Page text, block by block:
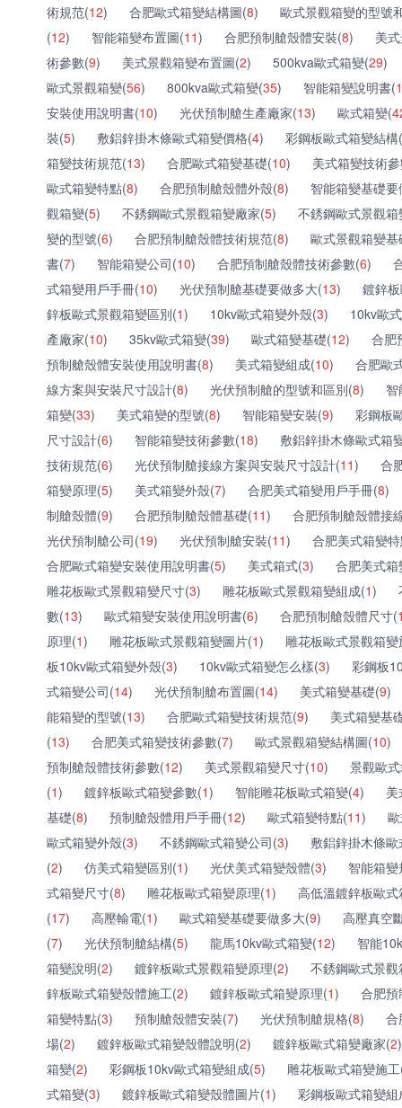
術規范(12) 合肥歐式箱變結構圖(8)
歐式景觀箱變的型號
(12) 智能箱變布置圖(11) 合肥預制艙殼體安裝(8)
美
術參數(9) 美式景觀箱變布置圖(2) 500kva歐式箱變(29)
歐式景觀箱變(56) 800kva歐式箱變(35) 智能箱變說明書(
安裝使用說明書(10) 光伏預制艙生產廠家(13) 歐式箱變(
裝(5) 敷鋁鋅掛木條歐式箱變價格(4)
彩鋼板歐式箱變結構(
箱變技術規范(13) 合肥歐式箱變基礎(10)
美式箱變技術
歐式箱變特點(8) 合肥預制艙殼體外殼(8)
智能箱變基礎
觀箱變(5) 不銹鋼歐式景觀箱變廠家(5)
不銹鋼歐式景觀
變的型號(6) 合肥預制艙殼體技術規范(8)
歐式景觀箱變基
書(7) 智能箱變公司(10) 合肥預制艙殼體技術參數(6)
式箱變用戶手冊(10) 光伏預制艙基礎要做多大(13)
鍍鋅
鋅板歐式景觀箱變區別(1) 10kv歐式箱變外殼(3)
10kv歐
產廠家(10) 35kv歐式箱變(39) 歐式箱變基礎(12)
合肥
預制艙殼體安裝使用說明書(8) 美式箱變組成(10)
合肥歐
線方案與安裝尺寸設計(8) 光伏預制艙的型號和區別(8)
箱變(33) 美式箱變的型號(8) 智能箱變安裝(9)
彩鋼板
尺寸設計(6) 智能箱變技術參數(18)
敷鋁鋅掛木條歐式箱
技術規范(6) 光伏預制艙接線方案與安裝尺寸設計(11)
合
箱變原理(5) 美式箱變外殼(7) 合肥美式箱變用戶手冊(8)
制艙殼體(9) 合肥預制艙殼體基礎(11)
合肥預制艙殼體接
光伏預制艙公司(19) 光伏預制艙安裝(11)
合肥美式箱變
合肥歐式箱變安裝使用說明書(5) 美式箱式(3)
合肥美式
雕花板歐式景觀箱變尺寸(3) 雕花板歐式景觀箱變組成(1)
數(13) 歐式箱變安裝使用說明書(6) 合肥預制艙殼體尺寸(
原理(1) 雕花板歐式景觀箱變圖片(1)
雕花板歐式景觀箱
板10kv歐式箱變外殼(3) 10kv歐式箱變怎么樣(3)
彩鋼板
式箱變公司(14) 光伏預制艙布置圖(14) 美式箱變基礎(9)
能箱變的型號(13) 合肥歐式箱變技術規范(9)
美式箱變基
(13) 合肥美式箱變技術參數(7) 歐式景觀箱變結構圖(10)
預制艙殼體技術參數(12) 美式景觀箱變尺寸(10)
景觀歐
(1) 鍍鋅板歐式箱變參數(1) 智能雕花板歐式箱變(4)
基礎(8) 預制艙殼體用戶手冊(12) 歐式箱變特點(11)
歐式箱變外殼(3) 不銹鋼歐式箱變公司(3)
敷鋁鋅掛木條
(2) 仿美式箱變區別(1) 光伏美式箱變殼體(3)
智能箱
式箱變尺寸(8) 雕花板歐式箱變原理(1)
高低溫鍍鋅板歐
(17) 高壓輸電(1) 歐式箱變基礎要做多大(9)
高壓真空
(7) 光伏預制艙結構(5) 龍馬10kv歐式箱變(12)
智能
箱變說明(2) 鍍鋅板歐式景觀箱變原理(2)
不銹鋼歐式景
鋅板歐式箱變殼體施工(2) 鍍鋅板歐式箱變原理(1)
合肥
箱變特點(3) 預制艙殼體安裝(7) 光伏預制艙規格(8)
合
場(2) 鍍鋅板歐式箱變殼體說明(2) 鍍鋅板歐式箱變廠家(2)
箱變(2) 彩鋼板10kv歐式箱變組成(5)
雕花板歐式箱變施
式箱變(3) 鍍鋅板歐式箱變殼體圖片(1)
彩鋼板歐式箱變組